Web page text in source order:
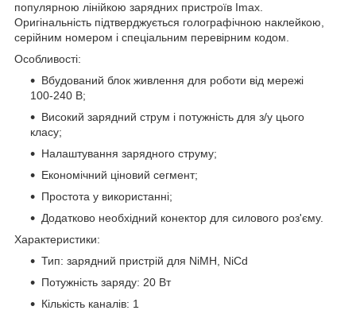
популярною лінійкою зарядних пристроїв Imax.
Оригінальність підтверджується голографічною наклейкою,
серійним номером і спеціальним перевірним кодом.
Особливості:
Вбудований блок живлення для роботи від мережі
100-240 В;
Високий зарядний струм і потужність для з/у цього
класу;
Налаштування зарядного струму;
Економічний ціновий сегмент;
Простота у використанні;
Додатково необхідний конектор для силового роз'єму.
Характеристики:
Тип: зарядний пристрій для NiMH, NiCd
Потужність заряду: 20 Вт
Кількість каналів: 1